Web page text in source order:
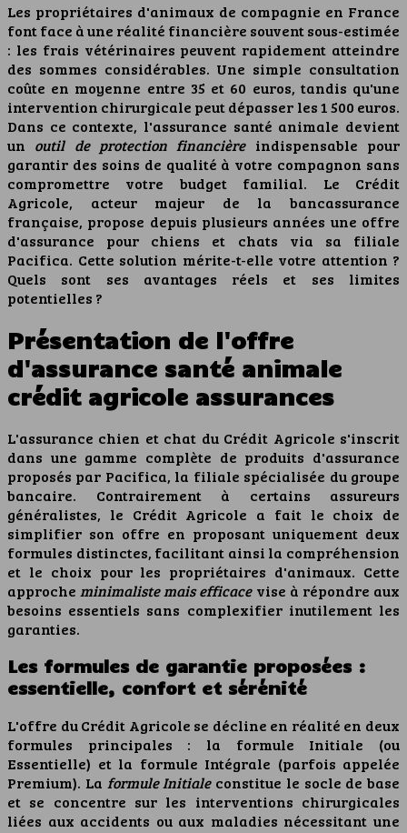
Les propriétaires d'animaux de compagnie en France
font face à une réalité financière souvent sous-estimée
: les frais vétérinaires peuvent rapidement atteindre
des sommes considérables. Une simple consultation
coûte en moyenne entre 35 et 60 euros, tandis qu'une
intervention chirurgicale peut dépasser les 1 500 euros.
Dans ce contexte, l'assurance santé animale devient
un outil de protection financièreindispensable pour
garantir des soins de qualité à votre compagnon sans
compromettre votre budget familial. Le Crédit
Agricole, acteur majeur de la bancassurance
française, propose depuis plusieurs années une offre
d'assurance pour chiens et chats via sa filiale
Pacifica. Cette solution mérite-t-elle votre attention ?
Quels sont ses avantages réels et ses limites
potentielles ?
Présentation de l'offre
d'assurance santé animale
crédit agricole assurances
L'assurance chien et chat du Crédit Agricole s'inscrit
dans une gamme complète de produits d'assurance
proposés par Pacifica, la filiale spécialisée du groupe
bancaire. Contrairement à certains assureurs
généralistes, le Crédit Agricole a fait le choix de
simplifier son offre en proposant uniquement deux
formules distinctes, facilitant ainsi la compréhension
et le choix pour les propriétaires d'animaux. Cette
approche minimaliste mais efficacevise à répondre aux
besoins essentiels sans complexifier inutilement les
garanties.
Les formules de garantie proposées :
essentielle, confort et sérénité
L'offre du Crédit Agricole se décline en réalité en deux
formules principales : la formule Initiale (ou
Essentielle) et la formule Intégrale (parfois appelée
Premium). La formule Initialeconstitue le socle de base
et se concentre sur les interventions chirurgicales
liées aux accidents ou aux maladies nécessitant une